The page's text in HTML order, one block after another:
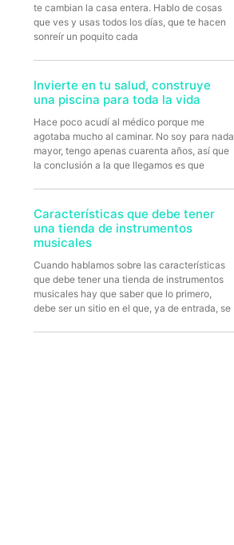
te cambian la casa entera. Hablo de cosas
que ves y usas todos los días, que te hacen
sonreír un poquito cada
Invierte en tu salud, construye
una piscina para toda la vida
Hace poco acudí al médico porque me
agotaba mucho al caminar. No soy para nada
mayor, tengo apenas cuarenta años, así que
la conclusión a la que llegamos es que
Características que debe tener
una tienda de instrumentos
musicales
Cuando hablamos sobre las características
que debe tener una tienda de instrumentos
musicales hay que saber que lo primero,
debe ser un sitio en el que, ya de entrada, se